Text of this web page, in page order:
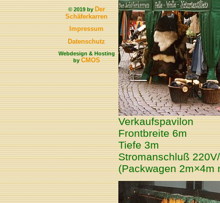
© 2019 byDer
Schäferkarren
Impressum
Datenschutz
Webdesign & Hosting
byCMOS
Verkaufspavilon
Frontbreite 6m
Tiefe 3m
Stromanschluß
(Packwagen 2m×4m